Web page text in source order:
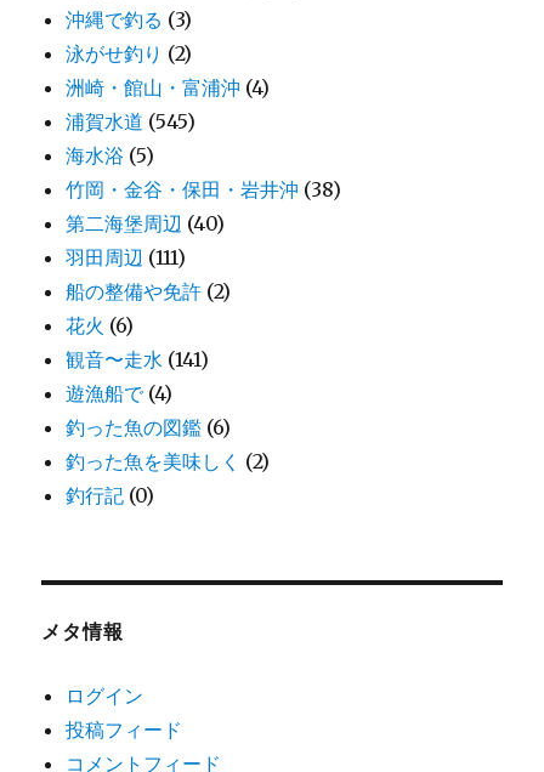
沖縄で釣る (3)
泳がせ釣り (2)
洲崎・館山・富浦沖 (4)
浦賀水道 (545)
海水浴 (5)
竹岡・金谷・保田・岩井沖 (38)
第二海堡周辺 (40)
羽田周辺 (111)
船の整備や免許 (2)
花火 (6)
観音〜走水 (141)
遊漁船で(4)
釣った魚の図鑑 (6)
釣った魚を美味しく (2)
釣行記 (0)
メタ情報
ログイン
投稿フィード
コメントフィード